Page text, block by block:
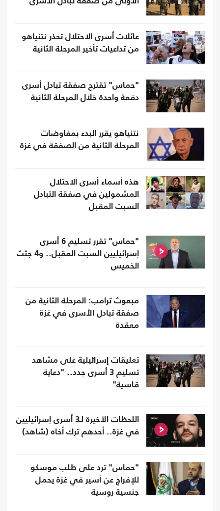
عائلات أسرى الاحتلال تحذر نتنياهو
من تداعيات تأخير المرحلة الثانية
"حماس" تقترح صفقة تبادل أسرى
دفعة واحدة خلال المرحلة الثانية
نتنياهو يقرر البدء بمفاوضات
المرحلة الثانية من الصفقة في غزة
هذه أسماء أسرى الاحتلال
المشمولين في صفقة التبادل
السبت المقبل
"حماس" تقرر تسليم 6 أسرى
إسرائيليين السبت المقبل.. و4 جثث
الخميس
مبعوث ترامب: المرحلة الثانية من
صفقة تبادل الأسرى في غزة
معقدة
تعليقات إسرائيلية على مشاهد
تسليم 3 أسرى جدد.. "دعاية
قاسية"
اللحظات الأخيرة لـ3 أسرى إسرائيليين
في غزة.. أحدهم ترك أخاه (شاهد)
"حماس" ترد على طلب موسكو
للإفراج عن أسير في غزة يحمل
جنسية روسية